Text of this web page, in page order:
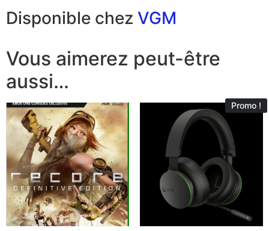
Disponible chez VGM
Vous aimerez peut-être
aussi…
Promo !